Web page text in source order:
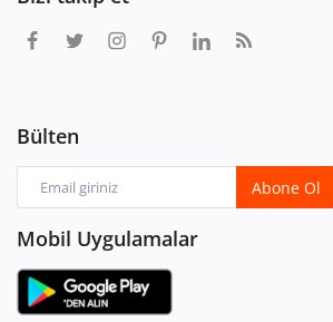
Bülten
Abone Ol
Mobil Uygulamalar